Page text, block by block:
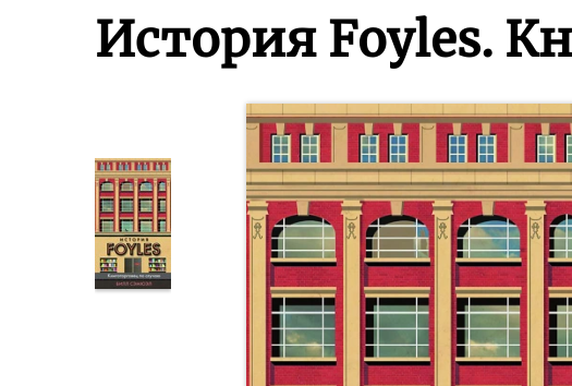
История Foyles.